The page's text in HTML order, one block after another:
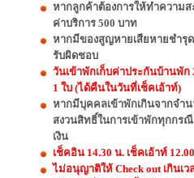
หากลูกค้าต้องการให้ทำความส
ค่าบริการ 500 บาท
หากมีของสูญหายเสียหายชำรุ
รับผิดชอบ
วันเข้าพักเก็บค่าประกันบ้านพั
1 ใบ (ได้คืนในวันที่เช็คเอ้าท์)
หากมีบุคคลเข้าพักเกินจากจำ
สงวนสิทธิ์ในการเข้าพักทุกกร
เงิน
เช็คอิน 14.30 น. เช็คเอ้าท์
ไม่อนุญาติให้ Check out เกินเว